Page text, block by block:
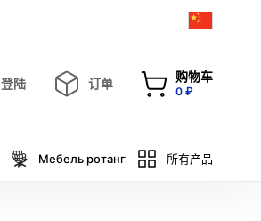
登陆 订单 购物车
0 ₽
Мебель ротанг 所有产品